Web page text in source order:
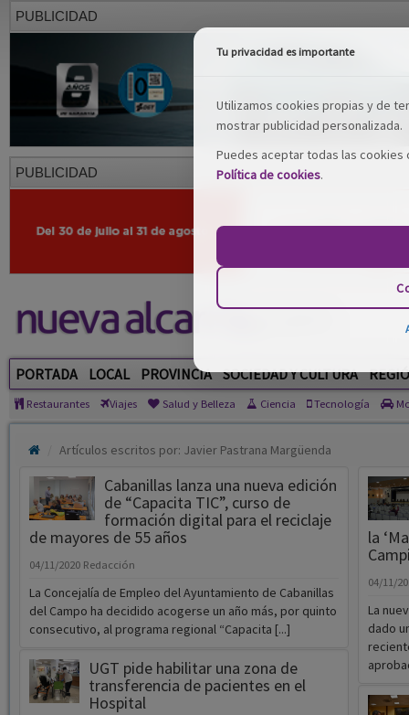
PUBLICIDAD
PUBLICIDAD
PORTADA LOCAL PROVINCIA SOCIEDAD Y CULTURA
Restaurantes Viajes Salud y Belleza Ciencia Tecnología
Artículos escritos por: Javier Pastrana Margüenda
Cabanillas lanza una nueva edición
de “Capacita TIC”, curso de
formación digital para el reciclaje
de mayores de 55 años
04/11/2020 Redacción
La Concejalía de Empleo del Ayuntamiento de Cabanillas
del Campo ha decidido acogerse un año más, por quinto
consecutivo, al programa regional “Capacita [...]
UGT pide habilitar una zona de
transferencia de pacientes en el
Hospital
la
04/11/
La
dado
Tu privacidad es importante
Utilizamos cookies propias y de
mostrar publicidad personalizada.
Puedes aceptar todas las
Política de cookies.